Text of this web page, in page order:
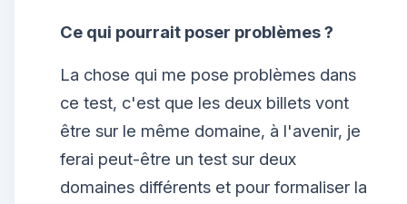
Ce qui pourrait poser problèmes ?
La chose qui me pose problèmes dans
ce test, c'est que les deux billets vont
être sur le même domaine, à l'avenir, je
ferai peut-être un test sur deux
domaines différents et pour formaliser la